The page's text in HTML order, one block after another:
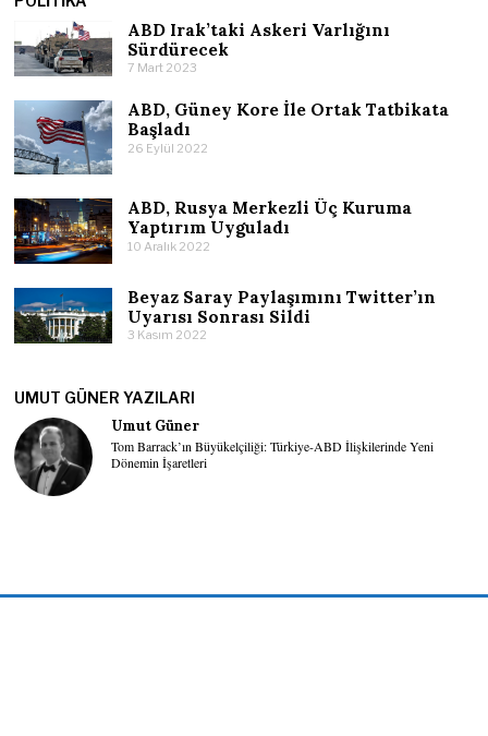
ABD Irak’taki Askeri Varlığını
Sürdürecek
7 Mart 2023
ABD, Güney Kore İle Ortak Tatbikata
Başladı
26 Eylül 2022
ABD, Rusya Merkezli Üç Kuruma
Yaptırım Uyguladı
10 Aralık 2022
Beyaz Saray Paylaşımını Twitter’ın
Uyarısı Sonrası Sildi
3 Kasım 2022
UMUT GÜNER YAZILARI
Umut Güner
Tom Barrack’ın Büyükelçiliği: Türkiye-ABD İlişkilerinde Yeni
Dönemin İşaretleri